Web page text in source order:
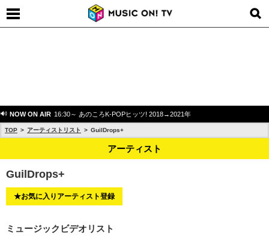
NOW ON AIR 16:30～ あのころK-POPヒッツ! 2018→2021年
TOP アーティストリスト GuilDrops+
アーティスト
GuilDrops+
★お気に入りアーティスト登録
ミュージックビデオリスト